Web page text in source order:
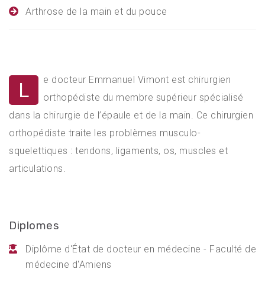
Arthrose de la main et du pouce
L
e docteur Emmanuel Vimont est chirurgien
orthopédiste du membre supérieur spécialisé
dans la chirurgie de l’épaule et de la main. Ce chirurgien
orthopédiste traite les problèmes musculo-
squelettiques : tendons, ligaments, os, muscles et
articulations.
Diplomes
Diplôme d'État de docteur en médecine - Faculté de
médecine d'Amiens